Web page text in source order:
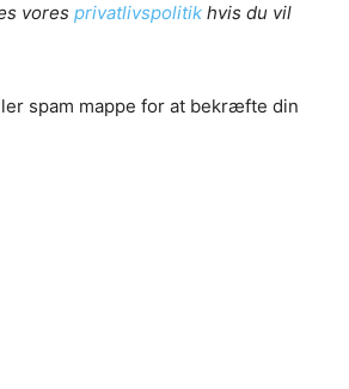
vores privatlivspolitik hvis du vil
spam mappe for at bekræfte din